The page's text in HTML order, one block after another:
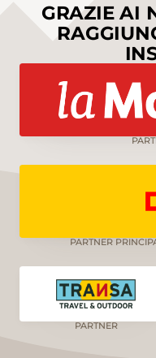
GRAZIE AI
PARTNER
PARTNER